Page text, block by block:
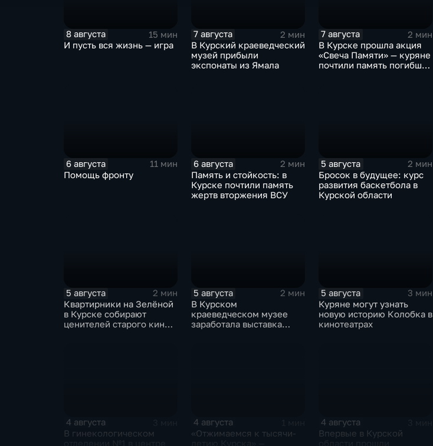
8 августа
15 мин
И пусть вся жизнь — игра
7 августа
2 мин
В Курский краеведческий
музей прибыли
экспонаты из Ямала
7 августа
2 мин
В Курске прошла акция
«Свеча Памяти» — куряне
почтили память погибших
6 августа
11 мин
Помощь фронту
6 августа
2 мин
Память и стойкость: в
Курске почтили память
жертв вторжения ВСУ
5 августа
2 мин
Бросок в будущее: курс
развития баскетбола в
Курской области
5 августа
2 мин
Квартирники на Зелёной
в Курске собирают
ценителей старого кино
5 августа
2 мин
В Курском
краеведческом музее
заработала выставка
5 августа
3 мин
Куряне могут узнать
новую историю Колобка в
кинотеатрах
4 августа
В гинекологическом
4 августа
«Отжимаемся к тысячи-
4 августа
Впервые в Курской